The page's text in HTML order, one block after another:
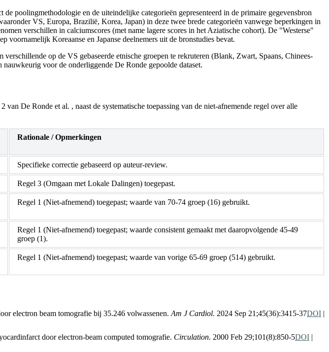
poolingmethodologie en de uiteindelijke categorieën gepresenteerd in de primaire gegevensbron
VS, Europa, Brazilië, Korea, Japan) in deze twee brede categorieën vanwege beperkingen in
verschillen in calciumscores (met name lagere scores in het Aziatische cohort). De "Westerse"
Koreaanse en Japanse deelnemers uit de bronstudies bevat.
op de VS gebaseerde etnische groepen te rekruteren (Blank, Zwart, Spaans, Chinees-
voor de onderliggende De Ronde gepoolde dataset.
De Ronde et al. , naast de systematische toepassing van de niet-afnemende regel over alle
Rationale / Opmerkingen
Specifieke correctie gebaseerd op auteur-review.
Regel 3 (Omgaan met Lokale Dalingen) toegepast.
Regel 1 (Niet-afnemend) toegepast; waarde van 70-74 groep (16) gebruikt.
Regel 1 (Niet-afnemend) toegepast; waarde consistent gemaakt met daaropvolgende 45-49
groep (1).
Regel 1 (Niet-afnemend) toegepast; waarde van vorige 65-69 groep (514) gebruikt.
electron beam tomografie bij 35.246 volwassenen. Am J Cardiol. 2024 Sep 21;45(36):3415-37DOI |
door electron-beam computed tomografie. Circulation. 2000 Feb 29;101(8):850-5DOI |